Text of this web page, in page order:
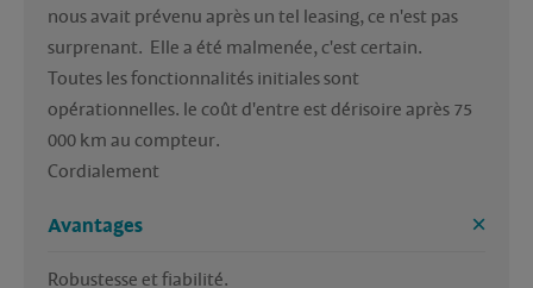
nous avait prévenu après un tel leasing, ce n'est pas
surprenant.  Elle a été malmenée, c'est certain.
Toutes les fonctionnalités initiales sont
opérationnelles. le coût d'entre est dérisoire après 75
000 km au compteur.
Cordialement
Avantages
Robustesse et fiabilité.